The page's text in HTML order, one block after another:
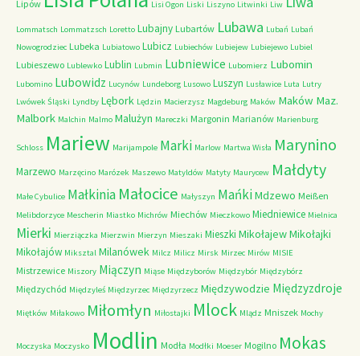
Lipów Lisi Ogon Liski Liszyno Litwinki Liw
Lommatsch Lommatzsch Loretto Lubajny Lubartów Lubawa Lubań Lubań
Nowogrodziec Lubeka Lubiatowo Lubicz Lubiechów Lubiejew Lubiejewo Lubiel
Lubieszewo Lublewko Lublin Lubmin Lubniewice Lubomierz Lubomin
Lubomino Lubowidz Lucynów Lundeborg Lusowo Luszyn Lusławice Luta Lutry
Lwówek Śląski Lyndby Lębork Lędzin Macierzysz Magdeburg Maków Maków Maz.
Malbork Malchin Malmo Malużyn Mareczki Margonin Marianów Marienburg
Schloss Mariew Marijampole Marki Marlow Martwa Wisła Marynino
Marzewo Marzęcino Marózek Maszewo Matyldów Matyty Maurycew Małdyty
Małe Cybulice Małkinia Małocice Małyszyn MańkiMdzewo Meißen
Melibdorzyce Mescherin Miastko Michrów Miechów Mieczkowo Miedniewice Mielnica
Mierki Mierziączka Mierzwin Mierzyn Mieszaki Mieszki MikołajewMikołajki
Mikołajów Miksztal Milanówek Milcz Milicz Mirsk Mirzec Mirów MISIE
Mistrzewice Miszory Miączyn Miąse Międzyborów Międzybór Międzybórz
Międzychód Międzyleś Międzyrzec Międzyrzecz Międzywodzie Międzyzdroje
Miętków Miłakowo Miłomłyn Miłostajki Mlock Mlądz Mniszek Mochy
Moczyska Moczysko Modlin Modła Modłki Moeser Mogilno Mokas